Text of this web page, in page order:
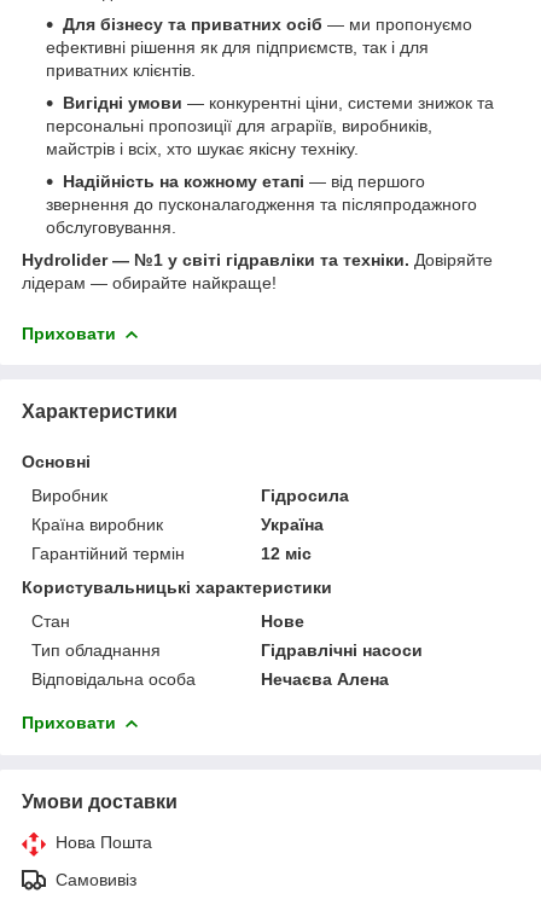
Для бізнесу та приватних осіб — ми пропонуємо
ефективні рішення як для підприємств, так і для
приватних клієнтів.
Вигідні умови — конкурентні ціни, системи знижок та
персональні пропозиції для аграріїв, виробників,
майстрів і всіх, хто шукає якісну техніку.
Надійність на кожному етапі — від першого
звернення до пусконалагодження та післяпродажного
обслуговування.
Hydrolider — №1 у світі гідравліки та техніки. Довіряйте
лідерам — обирайте найкраще!
Приховати
Характеристики
Основні
Виробник
Гідросила
Країна виробник
Україна
Гарантійний термін
12 міс
Користувальницькі характеристики
Стан
Нове
Тип обладнання
Гідравлічні насоси
Відповідальна особа
Нечаєва Алена
Приховати
Умови доставки
Нова Пошта
Самовивіз